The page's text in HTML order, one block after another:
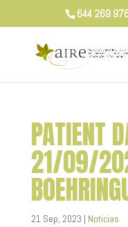
644 269
PATIENT
21/09/
21 Sep, 2023 | Noticias